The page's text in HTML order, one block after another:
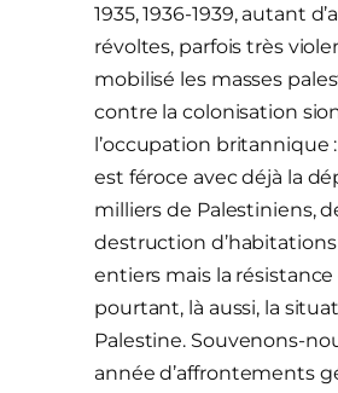
1935, 1936-1939, autant
révoltes, parfois très
mobilisé les masses
contre la colonisation
l’occupation britannique
est féroce avec déjà la
milliers de Palestiniens,
destruction
entiers mais la résistance
pourtant, là aussi, la
Palestine. Souvenons-
année d’affrontements